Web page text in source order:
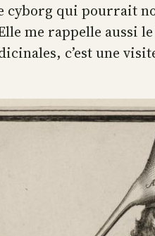
cyborg qui pourrait
me rappelle aussi
c’est une